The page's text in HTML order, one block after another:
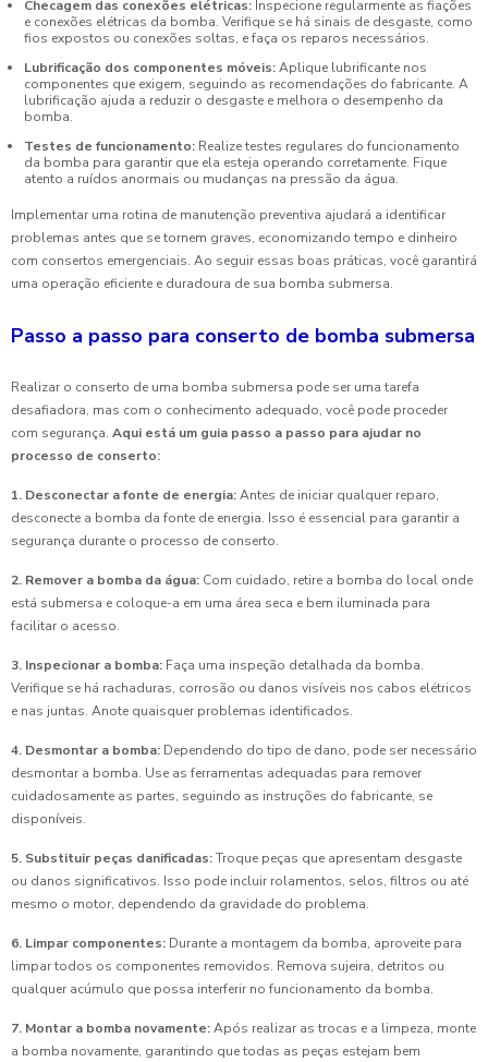
Checagem das conexões elétricas: Inspecione regularmente as fiações
e conexões elétricas da bomba. Verifique se há sinais de desgaste, como
fios expostos ou conexões soltas, e faça os reparos necessários.
Lubrificação dos componentes móveis:Aplique lubrificante nos
componentes que exigem, seguindo as recomendações do fabricante. A
lubrificação ajuda a reduzir o desgaste e melhora o desempenho da
bomba.
Testes de funcionamento: Realize testes regulares do funcionamento
da bomba para garantir que ela esteja operando corretamente. Fique
atento a ruídos anormais ou mudanças na pressão da água.
Implementar uma rotina de manutenção preventiva ajudará a identificar
problemas antes que se tornem graves, economizando tempo e dinheiro
com consertos emergenciais. Ao seguir essas boas práticas, você garantirá
uma operação eficiente e duradoura de sua bomba submersa.
Passo a passo para conserto de bomba submersa
Realizar o conserto de uma bomba submersa pode ser uma tarefa
desafiadora, mas com o conhecimento adequado, você pode proceder
com segurança. Aqui está um guia passo a passo para ajudar no
processo de conserto:
1. Desconectar a fonte de energia:Antes de iniciar qualquer reparo,
desconecte a bomba da fonte de energia. Isso é essencial para garantir a
segurança durante o processo de conserto.
2. Remover a bomba da água: Com cuidado, retire a bomba do local onde
está submersa e coloque-a em uma área seca e bem iluminada para
facilitar o acesso.
3. Inspecionar a bomba: Faça uma inspeção detalhada da bomba.
Verifique se há rachaduras, corrosão ou danos visíveis nos cabos elétricos
e nas juntas. Anote quaisquer problemas identificados.
4. Desmontar a bomba: Dependendo do tipo de dano, pode ser necessário
desmontar a bomba. Use as ferramentas adequadas para remover
cuidadosamente as partes, seguindo as instruções do fabricante, se
disponíveis.
5. Substituir peças danificadas:Troque peças que apresentam desgaste
ou danos significativos. Isso pode incluir rolamentos, selos, filtros ou até
mesmo o motor, dependendo da gravidade do problema.
6. Limpar componentes: Durante a montagem da bomba, aproveite para
limpar todos os componentes removidos. Remova sujeira, detritos ou
qualquer acúmulo que possa interferir no funcionamento da bomba.
7. Montar a bomba novamente:Após realizar as trocas e a limpeza, monte
a bomba novamente, garantindo que todas as peças estejam bem